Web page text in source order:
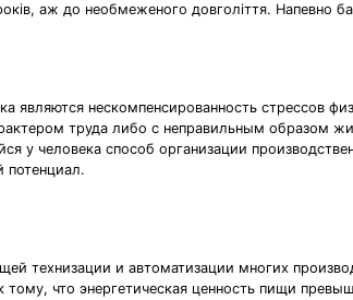
аж до необмеженого довголіття. Напевно
являются нескомпенсированность стрессов
труда либо с неправильным образом
у человека способ организации
потенциал.
технизации и автоматизации многих
тому, что энергетическая ценность пищи